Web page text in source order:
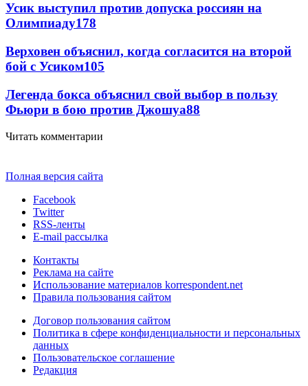
Усик выступил против допуска россиян на
Олимпиаду178
Верховен объяснил, когда согласится на второй
бой с Усиком105
Легенда бокса объяснил свой выбор в пользу
Фьюри в бою против Джошуа88
Читать комментарии
Полная версия сайта
Facebook
Twitter
RSS-ленты
E-mail рассылка
Контакты
Реклама на сайте
Использование материалов korrespondent.net
Правила пользования сайтом
Договор пользования сайтом
Политика в сфере конфиденциальности и персональных
данных
Пользовательское соглашение
Редакция